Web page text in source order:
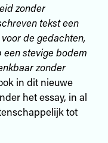
zonder
tekst een
de gedachten,
een stevige bodem
zonder
in dit nieuwe
het essay, in al
tot